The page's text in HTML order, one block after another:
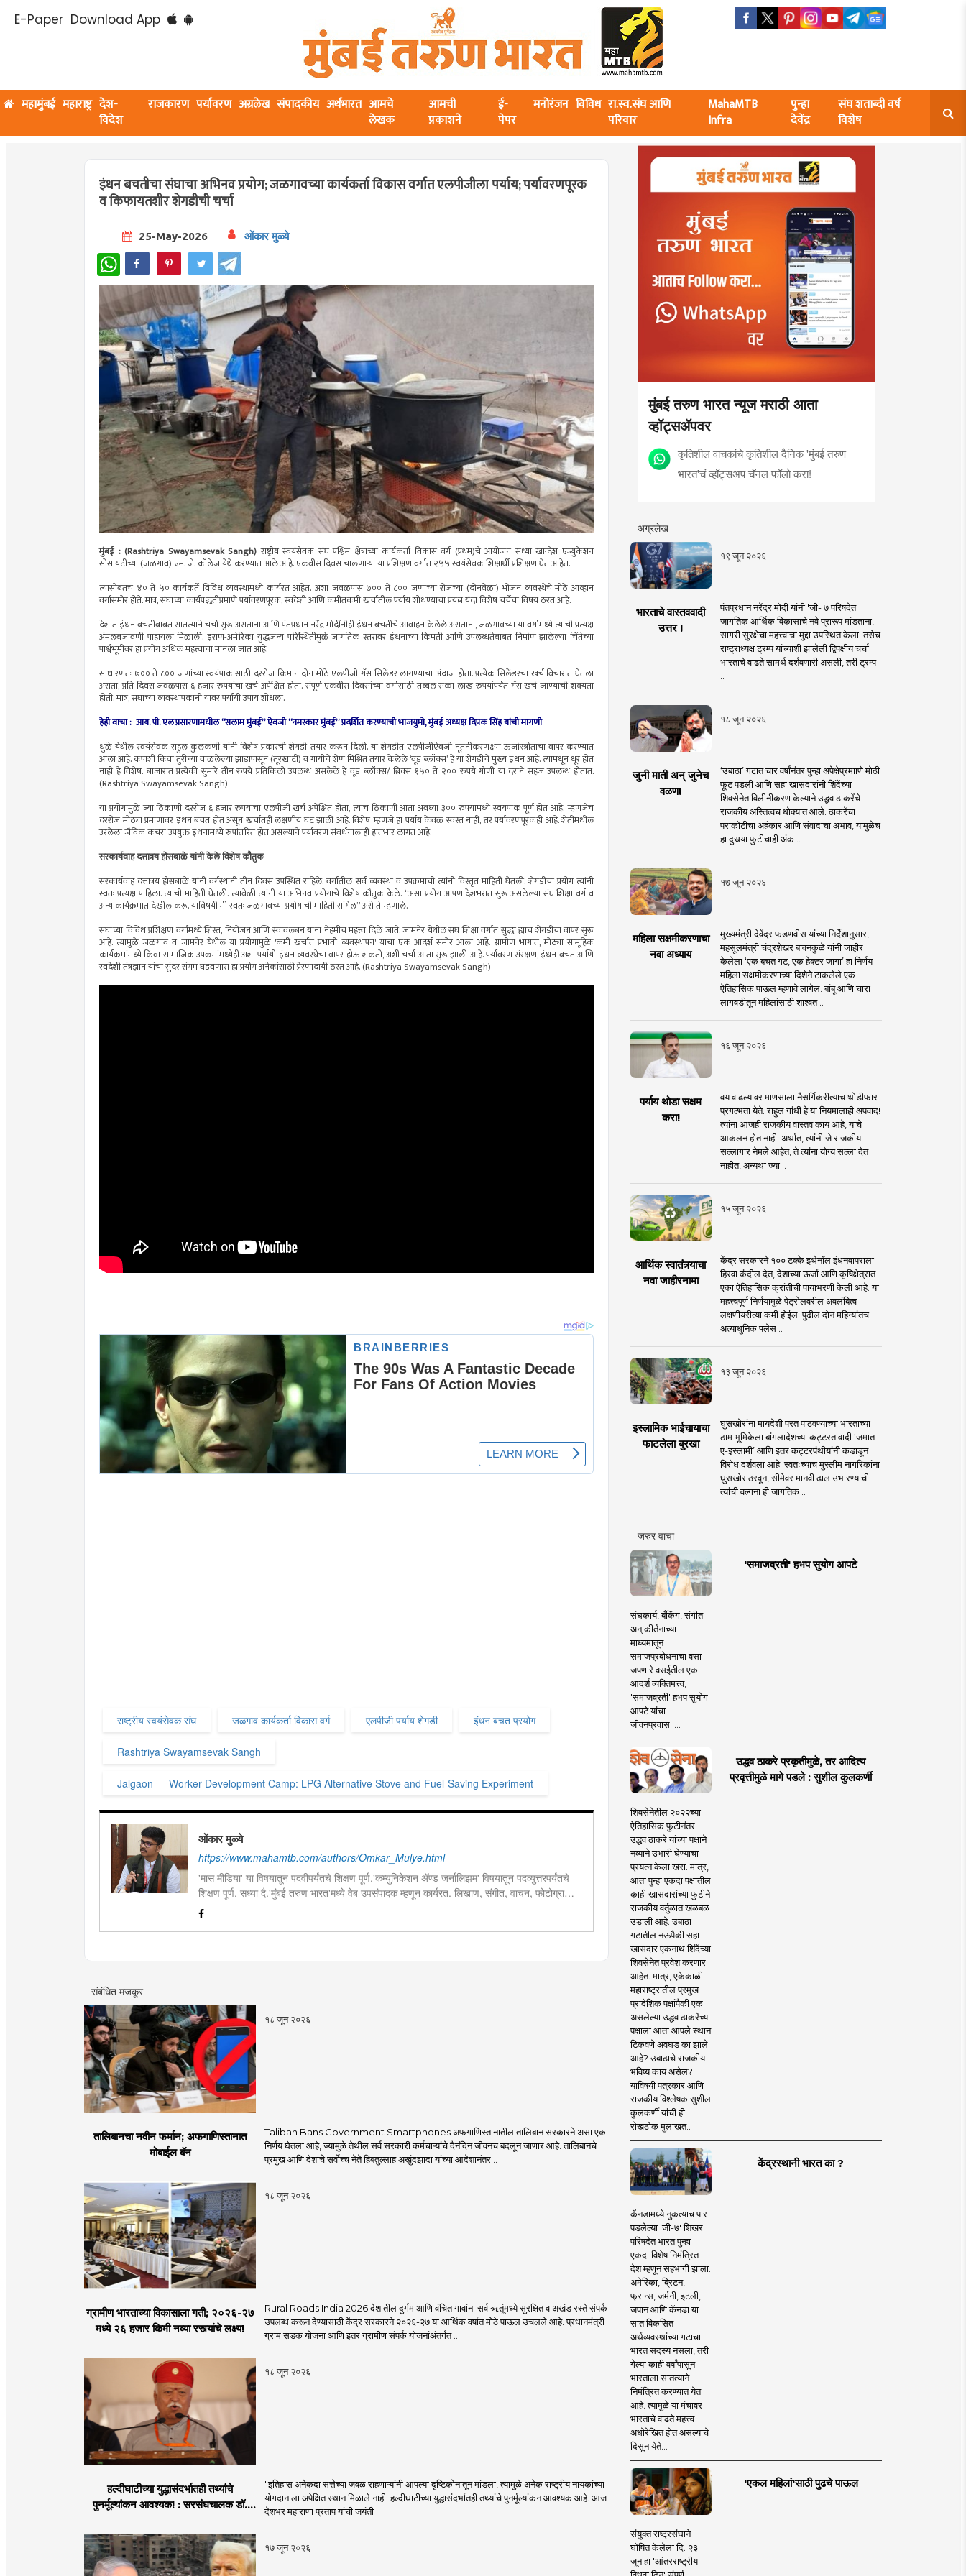
E-Paper Download App
महामुंबई महाराष्ट्र देश-
विदेश
राजकारण पर्यावरण अग्रलेख संपादकीय अर्थभारत आमचे
लेखक
आमची
प्रकाशने
ई-
पेपर
मनोरंजन विविध रा.स्व.संघ आणि
परिवार
MahaMTB
Infra
पुन्हा
देवेंद्र
संघ शताब्दी वर्ष
विशेष
इंधन बचतीचा संघाचा अभिनव प्रयोग; जळगावच्या कार्यकर्ता विकास वर्गात एलपीजीला पर्याय; पर्यावरणपूरक
व किफायतशीर शेगडीची चर्चा
25-May-2026 ओंकार मुळ्ये
WhatsApp
मुंबई : (Rashtriya Swayamsevak Sangh)राष्ट्रीय स्वयंसेवक संघ पश्चिम क्षेत्राच्या कार्यकर्ता विकास वर्ग (प्रथम)चे आयोजन सध्या खान्देश एज्युकेशन
सोसायटीच्या (जळगाव) एम. जे. कॉलेज येथे करण्यात आले आहे. एकवीस दिवस चालणाऱ्या या प्रशिक्षण वर्गात २५५ स्वयंसेवक शिक्षार्थी प्रशिक्षण घेत आहेत.
त्यासोबतच ४० ते ५० कार्यकर्ते विविध व्यवस्थांमध्ये कार्यरत आहेत. अशा जवळपास ७०० ते ८०० जणांच्या रोजच्या (दोनवेळा) भोजन व्यवस्थेचे मोठे आव्हान
वर्गासमोर होते. मात्र, संघाच्या कार्यपद्धतीप्रमाणे पर्यावरणपूरक, स्वदेशी आणि कमीतकमी खर्चातील पर्याय शोधण्याचा प्रयत्न यंदा विशेष चर्चेचा विषय ठरत आहे.
देशात इंधन बचतीबाबत सातत्याने चर्चा सुरू असताना आणि पंतप्रधान नरेंद्र मोदींनीही इंधन बचतीचे आवाहन केलेले असताना, जळगावच्या या वर्गामध्ये त्याची प्रत्यक्ष
अंमलबजावणी पाहायला मिळाली. इराण-अमेरिका युद्धजन्य परिस्थितीमुळे जागतिक स्तरावर इंधनाच्या किमती आणि उपलब्धतेबाबत निर्माण झालेल्या चिंतेच्या
पार्श्वभूमीवर हा प्रयोग अधिक महत्त्वाचा मानला जात आहे.
साधारणतः ७०० ते ८०० जणांच्या स्वयंपाकासाठी दररोज किमान दोन मोठे एलपीजी गॅस सिलेंडर लागण्याचा अंदाज होता. प्रत्येक सिलेंडरचा खर्च विचारात घेतला
असता, प्रति दिवस जवळपास ६ हजार रुपयांचा खर्च अपेक्षित होता. संपूर्ण एकवीस दिवसांच्या वर्गासाठी तब्बल सव्वा लाख रुपयांपर्यंत गॅस खर्च जाण्याची शक्यता
होती. मात्र, संघाच्या व्यवस्थापकांनी यावर पर्यायी उपाय शोधला.
हेही वाचा : आय. पी. एल.प्रसारणामधील “सलाम मुंबई” ऐवजी “नमस्कार मुंबई” प्रदर्शित करण्याची भाजयुमो, मुंबई अध्यक्ष दिपक सिंह यांची मागणी
धुळे येथील स्वयंसेवक राहुल कुलकर्णी यांनी विशेष प्रकारची शेगडी तयार करून दिली. या शेगडीत एलपीजीऐवजी नूतनीकरणक्षम ऊर्जास्त्रोताचा वापर करण्यात
आला आहे. कपाशी किंवा तुरीच्या वाळलेल्या झाडांपासून (तूरखाटी) व गायीचे शेण मिश्रित तयार केलेले ‘वूड ब्लॉक्स’ हे या शेगडीचे मुख्य इंधन आहे. त्यामधून धूर होत
नाही हे विशेष. बाजारात प्रत्येकी सुमारे तीन रुपये प्रतिकिलो उपलब्ध असलेले हे वूड ब्लॉक्स/ ब्रिक्स १५० ते २०० रुपये गोणी या दराने सहज उपलब्ध होतात.
(Rashtriya Swayamsevak Sangh)
या प्रयोगामुळे ज्या ठिकाणी दररोज ६ हजार रुपयांचा एलपीजी खर्च अपेक्षित होता, त्याच ठिकाणी आता अवघ्या ३०० रुपयांमध्ये स्वयंपाक पूर्ण होत आहे. म्हणजेच
दररोज मोठ्या प्रमाणावर इंधन बचत होत असून खर्चातही लक्षणीय घट झाली आहे. विशेष म्हणजे हा पर्याय केवळ स्वस्त नाही, तर पर्यावरणपूरकही आहे. शेतीमधील
उरलेला जैविक कचरा उपयुक्त इंधनामध्ये रूपांतरित होत असल्याने पर्यावरण संवर्धनालाही हातभार लागत आहे.
सरकार्यवाह दत्तात्रय होसबाळे यांनी केले विशेष कौतुक
सरकार्यवाह दत्तात्रय होसबाळे यांनी वर्गस्थानी तीन दिवस उपस्थित राहिले. वर्गातील सर्व व्यवस्था व उपक्रमाची त्यांनी विस्तृत माहिती घेतली. शेगडीचा प्रयोग त्यांनी
स्वतः प्रत्यक्ष पाहिला. त्याची माहिती घेतली. त्यावेळी त्यांनी या अभिनव प्रयोगाचे विशेष कौतुक केले. “असा प्रयोग आपण देशभरात सुरू असलेल्या संघ शिक्षा वर्ग व
अन्य कार्यक्रमात देखील करू. याविषयी मी स्वतः जळगावच्या प्रयोगाची माहिती सांगेल” असे ते म्हणाले.
संघाच्या विविध प्रशिक्षण वर्गांमध्ये शिस्त, नियोजन आणि स्वावलंबन यांना नेहमीच महत्त्व दिले जाते. जामनेर येथील संघ शिक्षा वर्गात सुद्धा ह्याच शेगडीचा वापर सुरू
आहे. त्यामुळे जळगाव व जामनेर येथील या प्रयोगामुळे 'कमी खर्चात प्रभावी व्यवस्थापन' याचा एक आदर्श समोर आला आहे. ग्रामीण भागात, मोठ्या सामूहिक
कार्यक्रमांमध्ये किंवा सामाजिक उपक्रमांमध्येही अशा पर्यायी इंधन व्यवस्थेचा वापर होऊ शकतो, अशी चर्चा आता सुरू झाली आहे. पर्यावरण संरक्षण, इंधन बचत आणि
स्वदेशी तंत्रज्ञान यांचा सुंदर संगम घडवणारा हा प्रयोग अनेकांसाठी प्रेरणादायी ठरत आहे. (Rashtriya Swayamsevak Sangh)
राष्ट्रीय स्वयंसेवक संघ जळगाव कार्यकर्ता विकास वर्ग एलपीजी पर्याय शेगडी इंधन बचत प्रयोग
Rashtriya Swayamsevak Sangh
Jalgaon — Worker Development Camp: LPG Alternative Stove and Fuel-Saving Experiment
ओंकार मुळ्ये
https://www.mahamtb.com/authors/Omkar_Mulye.html
'मास मीडिया' या विषयातून पदवीपर्यंतचे शिक्षण पूर्ण.'कम्युनिकेशन ॲण्ड जर्नालिझम' विषयातून पदव्युत्तरपर्यंतचे
शिक्षण पूर्ण. सध्या दै.'मुंबई तरुण भारत'मध्ये वेब उपसंपादक म्हणून कार्यरत. लिखाण, संगीत, वाचन, फोटोग्राफी,
इ.ची आवड.लिवोग्राफी भाषाशैलीत विशेष प्रावीण्य.बालपणापासून रा.स्व.संघाचा स्वयंसेवक
संबंधित मजकूर
१८ जून २०२६
तालिबानचा नवीन फर्मान; अफगाणिस्तानात
मोबाईल बॅन
Taliban Bans Government Smartphones अफगाणिस्तानातील तालिबान सरकारने असा एक
निर्णय घेतला आहे, ज्यामुळे तेथील सर्व सरकारी कर्मचाऱ्यांचे दैनंदिन जीवनच बदलून जाणार आहे. तालिबानचे
प्रमुख आणि देशाचे सर्वोच्च नेते हिबतुल्लाह अखुंदझादा यांच्या आदेशानंतर ..
१८ जून २०२६
ग्रामीण भारताच्या विकासाला गती; २०२६-२७
मध्ये २६ हजार किमी नव्या रस्त्यांचे लक्ष्य!
Rural Roads India 2026 देशातील दुर्गम आणि वंचित गावांना सर्व ऋतूंमध्ये सुरक्षित व अखंड रस्ते संपर्क
उपलब्ध करून देण्यासाठी केंद्र सरकारने २०२६-२७ या आर्थिक वर्षात मोठे पाऊल उचलले आहे. प्रधानमंत्री
ग्राम सडक योजना आणि इतर ग्रामीण संपर्क योजनांअंतर्गत ..
१८ जून २०२६
हल्दीघाटीच्या युद्धासंदर्भातही तथ्यांचे
पुनर्मूल्यांकन आवश्यक! : सरसंघचालक डॉ.
"इतिहास अनेकदा सत्तेच्या जवळ राहणाऱ्यांनी आपल्या दृष्टिकोनातून मांडला, त्यामुळे अनेक राष्ट्रीय नायकांच्या
योगदानाला अपेक्षित स्थान मिळाले नाही. हल्दीघाटीच्या युद्धासंदर्भातही तथ्यांचे पुनर्मूल्यांकन आवश्यक आहे. आज
देशभर महाराणा प्रताप यांची जयंती ..
१७ जून २०२६
मुंबई तरुण भारत न्यूज मराठी आता
व्हॉट्सॲपवर
कृतिशील वाचकांचे कृतिशील दैनिक 'मुंबई तरुण
भारत'चं व्हॉट्सअप चॅनल फॉलो करा!
अग्रलेख
१९ जून २०२६
भारताचे वास्तववादी
उत्तर !
पंतप्रधान नरेंद्र मोदी यांनी 'जी- ७ परिषदेत
जागतिक आर्थिक विकासाचे नवे प्रारूप मांडताना,
सागरी सुरक्षेचा महत्त्वाचा मुद्दा उपस्थित केला. तसेच
राष्ट्राध्यक्ष ट्रम्प यांच्याशी झालेली द्विपक्षीय चर्चा
भारताचे वाढते सामर्थ दर्शवणारी असली, तरी ट्रम्प
१८ जून २०२६
जुनी माती अन् जुनेच
वळण!
‘उबाठा’ गटात चार वर्षांनंतर पुन्हा अपेक्षेप्रमााणे मोठी
फूट पडली आणि सहा खासदारांनी शिंदेंच्या
शिवसेनेत विलीनीकरण केल्याने उद्धव ठाकरेंचे
राजकीय अस्तित्वच धोक्यात आले. ठाकरेंचा
पराकोटीचा अहंकार आणि संवादाचा अभाव, यामुळेच
हा दुसर्‍या फुटीचाही अंक ..
१७ जून २०२६
महिला सक्षमीकरणाचा
नवा अध्याय
मुख्यमंत्री देवेंद्र फडणवीस यांच्या निर्देशानुसार,
महसूलमंत्री चंद्रशेखर बावनकुळे यांनी जाहीर
केलेला ‘एक बचत गट, एक हेक्टर जागा’ हा निर्णय
महिला सक्षमीकरणाच्या दिशेने टाकलेले एक
ऐतिहासिक पाऊल म्हणावे लागेल. बांबू आणि चारा
लागवडीतून महिलांसाठी शाश्वत ..
१६ जून २०२६
पर्याय थोडा सक्षम
करा!
वय वाढल्यावर माणसाला नैसर्गिकरीत्याच थोडीफार
प्रगल्भता येते. राहुल गांधी हे या नियमालाही अपवाद!
त्यांना आजही राजकीय वास्तव काय आहे, याचे
आकलन होत नाही. अर्थात, त्यांनी जे राजकीय
सल्लागार नेमले आहेत, ते त्यांना योग्य सल्ला देत
नाहीत, अन्यथा ज्या ..
१५ जून २०२६
आर्थिक स्वातंत्र्याचा
नवा जाहीरनामा
केंद्र सरकारने १०० टक्के इथेनॉल इंधनवापराला
हिरवा कंदील देत, देशाच्या ऊर्जा आणि कृषिक्षेत्रात
एका ऐतिहासिक क्रांतीची पायाभरणी केली आहे. या
महत्त्वपूर्ण निर्णयामुळे पेट्रोलवरील अवलंबित्व
लक्षणीयरीत्या कमी होईल. पुढील दोन महिन्यांतच
अत्याधुनिक फ्लेस ..
१३ जून २०२६
इस्लामिक भाईचार्‍याचा
फाटलेला बुरखा
घुसखोरांना मायदेशी परत पाठवण्याच्या भारताच्या
ठाम भूमिकेला बांगलादेशच्या कट्टरतावादी ‘जमात-
ए-इस्लामी’ आणि इतर कट्टरपंथीयांनी कडाडून
विरोध दर्शवला आहे. स्वतःच्याच मुस्लीम नागरिकांना
घुसखोर ठरवून, सीमेवर मानवी ढाल उभारण्याची
त्यांची वल्गना ही जागतिक ..
जरुर वाचा
'समाजव्रती' हभप सुयोग आपटे
संघकार्य, बँकिंग, संगीत
अन् कीर्तनाच्या
माध्यमातून
समाजप्रबोधनाचा वसा
जपणारे वसईतील एक
आदर्श व्यक्तिमत्त्व,
'समाजव्रती' हभप सुयोग
आपटे यांचा
जीवनप्रवास.....
उद्धव ठाकरे प्रकृतीमुळे, तर आदित्य
प्रवृत्तीमुळे मागे पडले : सुशील कुलकर्णी
शिवसेनेतील २०२२च्या
ऐतिहासिक फुटीनंतर
उद्धव ठाकरे यांच्या पक्षाने
नव्याने उभारी घेण्याचा
प्रयत्न केला खरा. मात्र,
आता पुन्हा एकदा पक्षातील
काही खासदारांच्या फुटीने
राजकीय वर्तुळात खळबळ
उडाली आहे. उबाठा
गटातील नऊपैकी सहा
खासदार एकनाथ शिंदेंच्या
शिवसेनेत प्रवेश करणार
आहेत. मात्र, एकेकाळी
महाराष्ट्रातील प्रमुख
प्रादेशिक पक्षांपैकी एक
असलेल्या उद्धव ठाकरेंच्या
पक्षाला आता आपले स्थान
टिकवणे अवघड का झाले
आहे? उबाठाचे राजकीय
भविष्य काय असेल?
याविषयी पत्रकार आणि
राजकीय विश्लेषक सुशील
कुलकर्णी यांची ही
रोखठोक मुलाखत..
केंद्रस्थानी भारत का ?
कॅनडामध्ये नुकत्याच पार
पडलेल्या 'जी-७' शिखर
परिषदेत भारत पुन्हा
एकदा विशेष निमंत्रित
देश म्हणून सहभागी झाला.
अमेरिका, ब्रिटन,
फ्रान्स, जर्मनी, इटली,
जपान आणि कॅनडा या
सात विकसित
अर्थव्यवस्थांच्या गटाचा
भारत सदस्य नसला, तरी
गेल्या काही वर्षांपासून
भारताला सातत्याने
निमंत्रित करण्यात येत
आहे. त्यामुळे या मंचावर
भारताचे वाढते महत्त्व
अधोरेखित होत असल्याचे
दिसून येते...
'एकल महिलां'साठी पुढचे पाऊल
संयुक्त राष्ट्रसंघाने
घोषित केलेला दि. २३
जून हा 'आंतरराष्ट्रीय